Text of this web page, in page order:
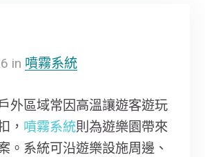
in 噴霧系統
外區域常因高溫讓遊客遊玩
， 噴霧系統則為遊樂園帶來
。系統可沿遊樂設施周邊、